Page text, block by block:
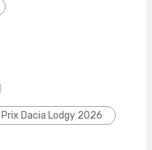
Prix Dacia Lodgy 2026